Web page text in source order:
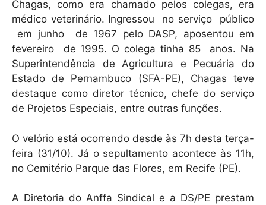
Chagas, como era chamado pelos colegas, era
médico veterinário. Ingressou no serviço público
em junho de 1967 pelo DASP, aposentou em
fevereiro de 1995. O colega tinha 85 anos. Na
Superintendência de Agricultura e Pecuária do
Estado de Pernambuco (SFA-PE), Chagas teve
destaque como diretor técnico, chefe do serviço
de Projetos Especiais, entre outras funções.
O velório está ocorrendo desde às 7h desta terça-
feira (31/10). Já o sepultamento acontece às 11h,
no Cemitério Parque das Flores, em Recife (PE).
A Diretoria do Anffa Sindical e a DS/PE prestam